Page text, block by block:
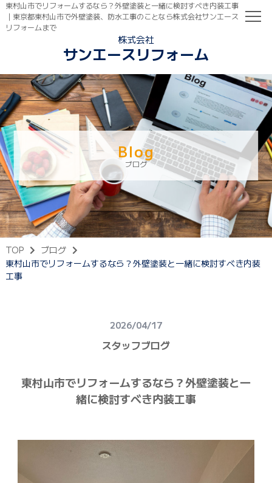
東村山市でリフォームするなら？外壁塗装と一緒に検討すべき内装工事
｜東京都東村山市で外壁塗装、防水工事のことなら株式会社サンエース
リフォームまで
株式会社
サンエースリフォーム
初めての方へ
ご依頼の流れ
建物健康診断
スタッフブログ
Blog
ブログ
TOP
ブログ
東村山市でリフォームするなら？外壁塗装と一緒に検討すべき内装
工事
2026/04/17
スタッフブログ
東村山市でリフォームするなら？外壁塗装と一
緒に検討すべき内装工事